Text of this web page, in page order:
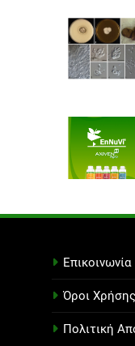
Επικοινωνία
Όροι Χρήσης
Πολιτική